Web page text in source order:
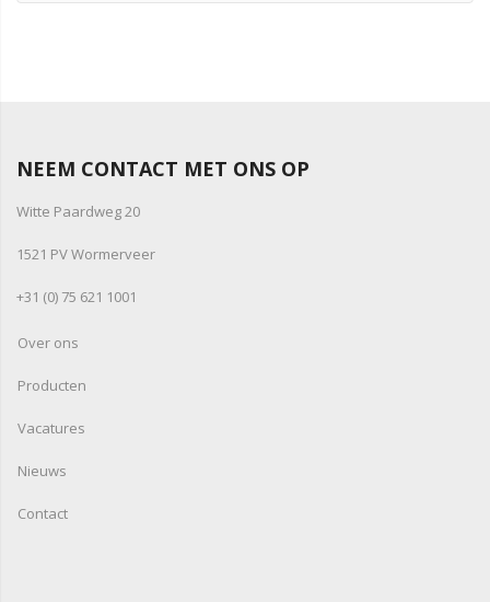
NEEM CONTACT MET ONS OP
Witte Paardweg 20
1521 PV Wormerveer
+31 (0) 75 621 1001
Over ons
Producten
Vacatures
Nieuws
Contact